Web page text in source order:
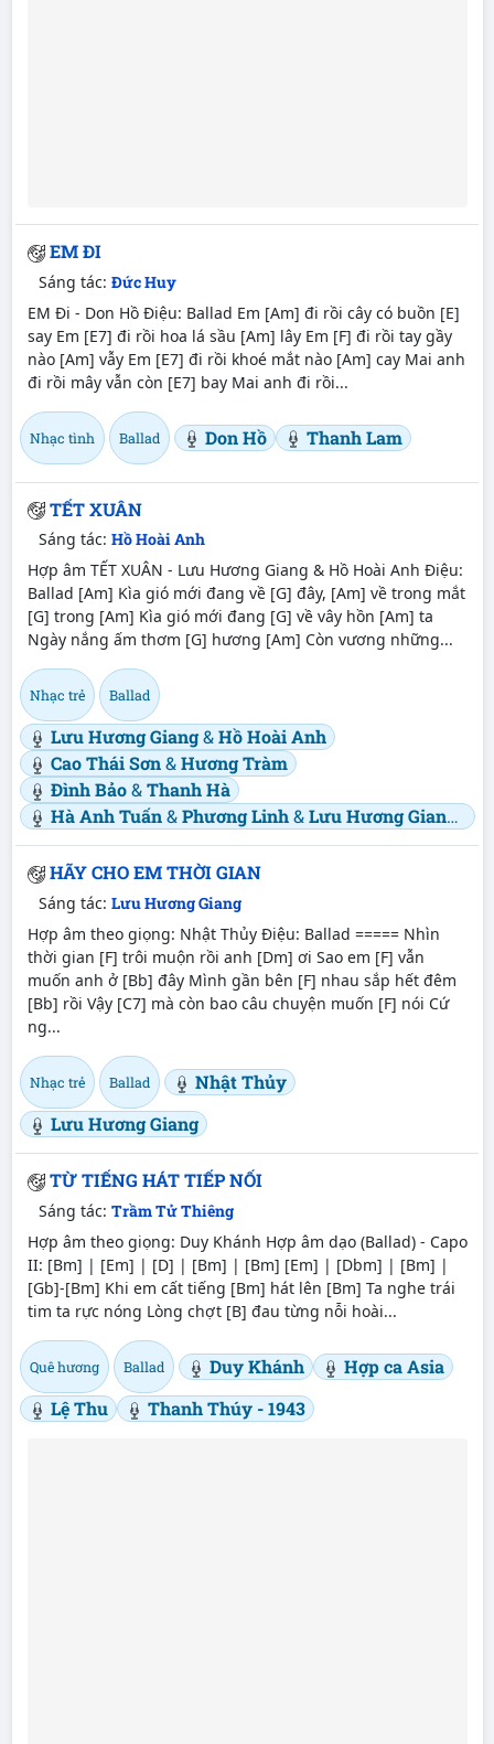
EM ĐI
Sáng tác: Đức Huy
EM Đi - Don Hồ Điệu: Ballad Em [Am] đi rồi cây có buồn [E]
say Em [E7] đi rồi hoa lá sầu [Am] lây Em [F] đi rồi tay gầy
nào [Am] vẫy Em [E7] đi rồi khoé mắt nào [Am] cay Mai anh
đi rồi mây vẫn còn [E7] bay Mai anh đi rồi...
Nhạc tình Ballad Don Hồ Thanh Lam
TẾT XUÂN
Sáng tác: Hồ Hoài Anh
Hợp âm TẾT XUÂN - Lưu Hương Giang & Hồ Hoài Anh Điệu:
Ballad [Am] Kìa gió mới đang về [G] đây, [Am] về trong mắt
[G] trong [Am] Kìa gió mới đang [G] về vây hồn [Am] ta
Ngày nắng ấm thơm [G] hương [Am] Còn vương những...
Nhạc trẻ Ballad
Lưu Hương Giang&Hồ Hoài Anh
Cao Thái Sơn&Hương Tràm
Đình Bảo&Thanh Hà
Hà Anh Tuấn&Phương Linh&Lưu Hương Giang &
HÃY CHO EM THỜI GIAN
Sáng tác: Lưu Hương Giang
Hợp âm theo giọng: Nhật Thủy Điệu: Ballad ===== Nhìn
thời gian [F] trôi muộn rồi anh [Dm] ơi Sao em [F] vẫn
muốn anh ở [Bb] đây Mình gần bên [F] nhau sắp hết đêm
[Bb] rồi Vậy [C7] mà còn bao câu chuyện muốn [F] nói Cứ
ng...
Nhạc trẻ Ballad
Nhật Thủy
Lưu Hương Giang
TỪ TIẾNG HÁT TIẾP NỐI
Sáng tác: Trầm Tử Thiêng
Hợp âm theo giọng: Duy Khánh Hợp âm dạo (Ballad) - Capo
II: [Bm] | [Em] | [D] | [Bm] | [Bm] [Em] | [Dbm] | [Bm] |
[Gb]-[Bm] Khi em cất tiếng [Bm] hát lên [Bm] Ta nghe trái
tim ta rực nóng Lòng chợt [B] đau từng nỗi hoài...
Quê hương Ballad Duy Khánh
Hợp ca Asia
Lệ Thu
Thanh Thúy - 1943